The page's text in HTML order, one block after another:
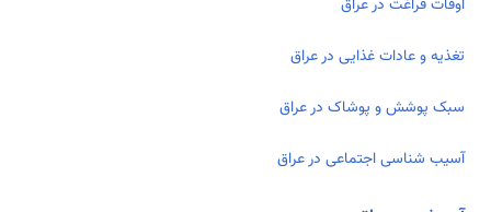
اوقات فراغت در عراق
تغذیه و عادات غذایی در عراق
سبک پوشش و پوشاک در عراق
آسیب شناسی اجتماعی در عراق